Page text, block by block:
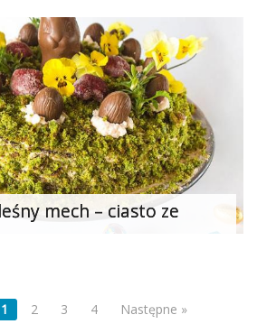
mech – ciasto ze
1 2 3 4 Następne »